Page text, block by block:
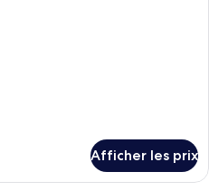
Afficher les prix